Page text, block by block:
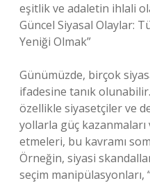
eşitlik ve adaletin ihlali
Güncel Siyasal Olaylar:
Yeniği Olmak”
Günümüzde, birçok
ifadesine tanık
özellikle siyasetçiler ve
yollarla güç
etmeleri, bu kavramı
Örneğin, siyasi
seçim manipülasyonları,